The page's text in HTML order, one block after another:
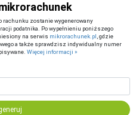
rachunku zostanie wygenerowany
podatnika. Po wypełnieniu poniższego
na serwis mikrorachunek.pl , gdzie
a także sprawdzisz indywidualny numer
Więcej informacji »